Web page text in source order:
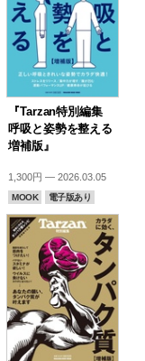
『Tarzan特別編集
呼吸と姿勢を整える
増補版』
1,300円 — 2026.03.05
MOOK 電子版あり